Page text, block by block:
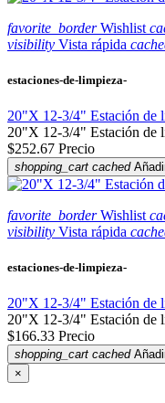
favorite_border Wishlist
visibility Vista rápida
estaciones-de-limpieza-
20"X 12-3/4" Estación de
20"X 12-3/4" Estación de
$252.67 Precio
shopping_cart cached
favorite_border Wishlist
visibility Vista rápida
estaciones-de-limpieza-
20"X 12-3/4" Estación de
20"X 12-3/4" Estación de
$166.33 Precio
shopping_cart cached
×